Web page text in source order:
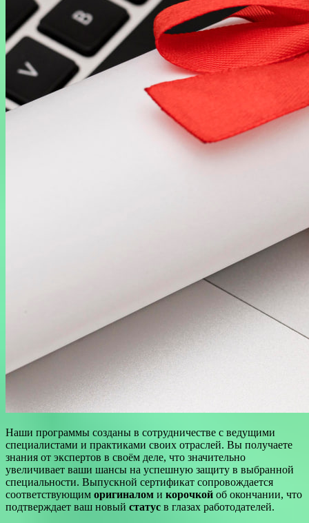
Наши программы созданы в сотрудничестве с ведущими
специалистами и практиками своих отраслей. Вы получаете
знания от экспертов в своём деле, что значительно
увеличивает ваши шансы на успешную защиту в выбранной
специальности. Выпускной сертификат сопровождается
соответствующим оригиналом и корочкой об окончании, что
подтверждает ваш новый статус в глазах работодателей.